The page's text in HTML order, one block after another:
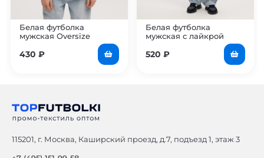
Белая футболка
мужская Oversize
430 ₽
Белая футболка
мужская с лайкрой
520 ₽
115201, г. Москва, Каширский проезд, д.7, подъезд 1, этаж 3